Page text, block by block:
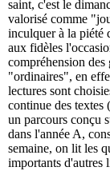
saint, c'est le
valorisé comme
inculquer à la piété
aux fidèles
compréhension des
"ordinaires", en
lectures sont
continue des textes
un parcours conçu
dans l'année A,
semaine, on lit les
importants d'autres